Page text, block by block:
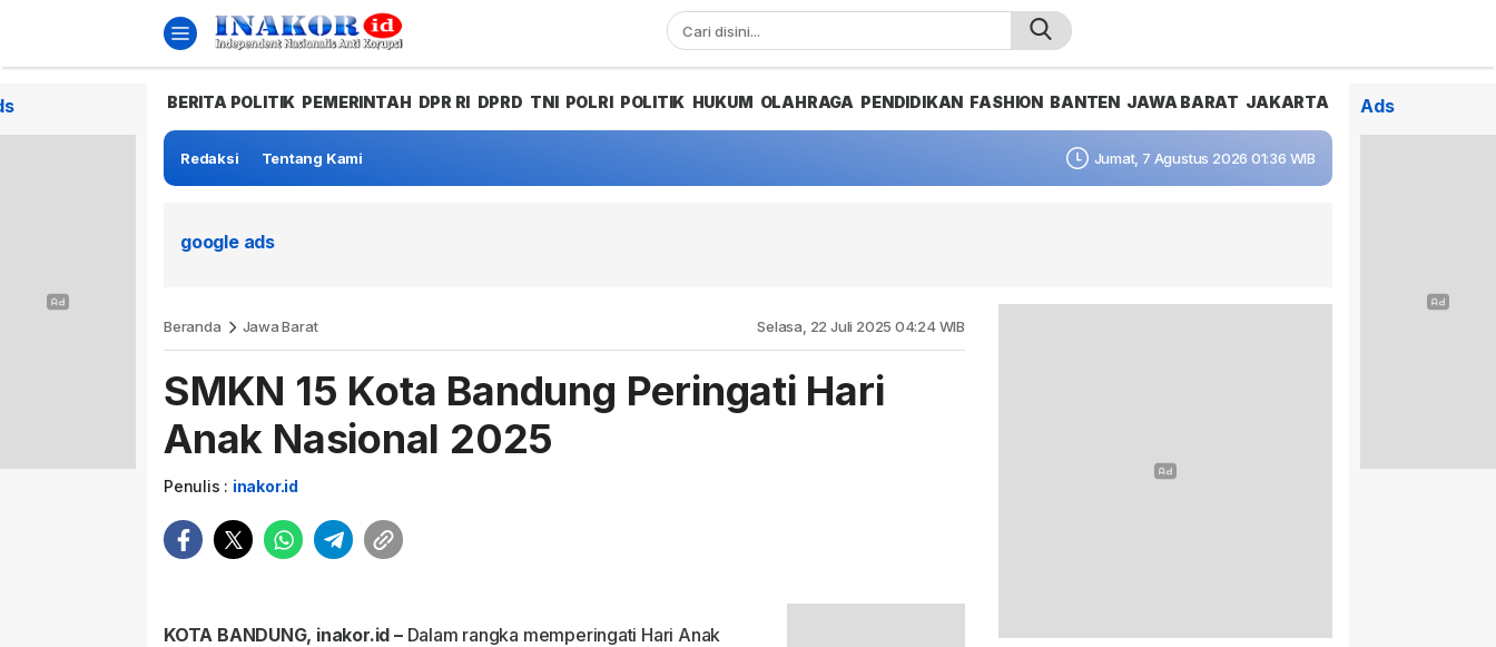
BERITA POLITIK PEMERINTAH DPR RI DPRD TNI POLRI POLITIK HUKUM OLAHRAGA PENDIDIKAN FASHION BANTEN JAWA BARAT JAKARTA
Redaksi Tentang Kami Jumat, 7 Agustus 2026 01:36 WIB
google ads
Beranda Jawa Barat Selasa, 22 Juli 2025 04:24 WIB
SMKN 15 Kota Bandung Peringati Hari
Anak Nasional 2025
Penulis : inakor.id
KOTA BANDUNG, inakor.id –Dalam rangka memperingati Hari Anak
Ads